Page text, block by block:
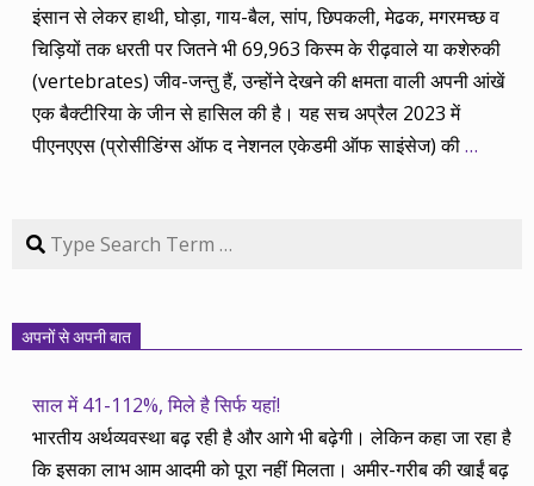
इंसान से लेकर हाथी, घोड़ा, गाय-बैल, सांप, छिपकली, मेढक, मगरमच्छ व
चिड़ियों तक धरती पर जितने भी 69,963 किस्म के रीढ़वाले या कशेरुकी
(vertebrates) जीव-जन्तु हैं, उन्होंने देखने की क्षमता वाली अपनी आंखें
एक बैक्टीरिया के जीन से हासिल की है। यह सच अप्रैल 2023 में
पीएनएएस (प्रोसीडिंग्स ऑफ द नेशनल एकेडमी ऑफ साइंसेज) की…
Search
अपनों से अपनी बात
साल में 41-112%, मिले है सिर्फ यहां!
भारतीय अर्थव्यवस्था बढ़ रही है और आगे भी बढ़ेगी। लेकिन कहा जा रहा है
कि इसका लाभ आम आदमी को पूरा नहीं मिलता। अमीर-गरीब की खाईं बढ़